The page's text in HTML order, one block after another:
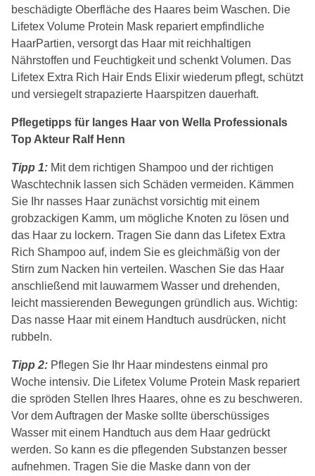
beschädigte Oberfläche des Haares beim Waschen. Die
Lifetex Volume Protein Mask repariert empfindliche
HaarPartien, versorgt das Haar mit reichhaltigen
Nährstoffen und Feuchtigkeit und schenkt Volumen. Das
Lifetex Extra Rich Hair Ends Elixir wiederum pflegt, schützt
und versiegelt strapazierte Haarspitzen dauerhaft.
Pflegetipps für langes Haar von Wella Professionals
Top Akteur Ralf Henn
Tipp 1: Mit dem richtigen Shampoo und der richtigen
Waschtechnik lassen sich Schäden vermeiden. Kämmen
Sie Ihr nasses Haar zunächst vorsichtig mit einem
grobzackigen Kamm, um mögliche Knoten zu lösen und
das Haar zu lockern. Tragen Sie dann das Lifetex Extra
Rich Shampoo auf, indem Sie es gleichmäßig von der
Stirn zum Nacken hin verteilen. Waschen Sie das Haar
anschließend mit lauwarmem Wasser und drehenden,
leicht massierenden Bewegungen gründlich aus. Wichtig:
Das nasse Haar mit einem Handtuch ausdrücken, nicht
rubbeln.
Tipp 2: Pflegen Sie Ihr Haar mindestens einmal pro
Woche intensiv. Die Lifetex Volume Protein Mask repariert
die spröden Stellen Ihres Haares, ohne es zu beschweren.
Vor dem Auftragen der Maske sollte überschüssiges
Wasser mit einem Handtuch aus dem Haar gedrückt
werden. So kann es die pflegenden Substanzen besser
aufnehmen. Tragen Sie die Maske dann von der